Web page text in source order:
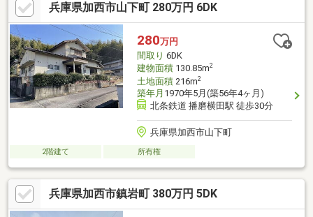
兵庫県加西市山下町 280万円 6DK
280万円
間取り 6DK
建物面積130.85m2
土地面積216m2
築年月 1970年5月(築56年4ヶ月)
北条鉄道 播磨横田駅 徒歩30分
兵庫県加西市山下町
2階建て 所有権
兵庫県加西市鎮岩町 380万円 5DK